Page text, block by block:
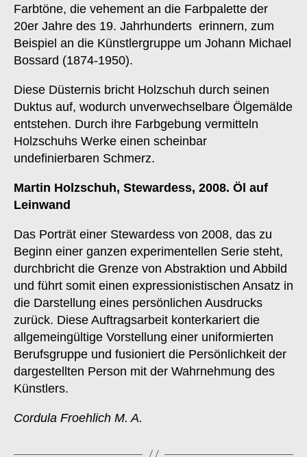
Farbtöne, die vehement an die Farbpalette der
20er Jahre des 19. Jahrhunderts erinnern, zum
Beispiel an die Künstlergruppe um Johann Michael
Bossard (1874-1950).
Diese Düsternis bricht Holzschuh durch seinen
Duktus auf, wodurch unverwechselbare Ölgemälde
entstehen. Durch ihre Farbgebung vermitteln
Holzschuhs Werke einen scheinbar
undefinierbaren Schmerz.
Martin Holzschuh, Stewardess, 2008. Öl auf
Leinwand
Das Porträt einer Stewardess von 2008, das zu
Beginn einer ganzen experimentellen Serie steht,
durchbricht die Grenze von Abstraktion und Abbild
und führt somit einen expressionistischen Ansatz in
die Darstellung eines persönlichen Ausdrucks
zurück. Diese Auftragsarbeit konterkariert die
allgemeingültige Vorstellung einer uniformierten
Berufsgruppe und fusioniert die Persönlichkeit der
dargestellten Person mit der Wahrnehmung des
Künstlers.
Cordula Froehlich M. A.